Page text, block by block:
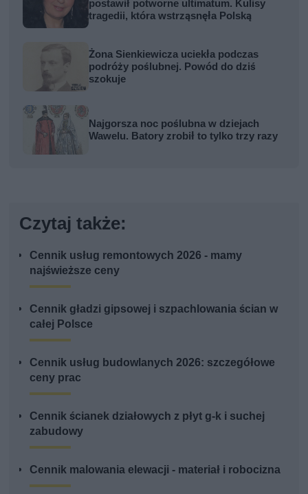
postawił potworne ultimatum. Kulisy
tragedii, która wstrząsnęła Polską
Żona Sienkiewicza uciekła podczas
podróży poślubnej. Powód do dziś
szokuje
Najgorsza noc poślubna w dziejach
Wawelu. Batory zrobił to tylko trzy razy
Czytaj także:
Cennik usług remontowych 2026 - mamy
najświeższe ceny
Cennik gładzi gipsowej i szpachlowania ścian w
całej Polsce
Cennik usług budowlanych 2026: szczegółowe
ceny prac
Cennik ścianek działowych z płyt g-k i suchej
zabudowy
Cennik malowania elewacji - materiał i robocizna